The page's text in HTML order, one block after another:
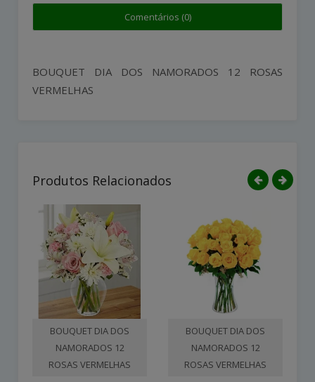
Comentários (0)
BOUQUET DIA DOS NAMORADOS 12 ROSAS
VERMELHAS
Produtos Relacionados
BOUQUET DIA DOS
NAMORADOS 12
ROSAS VERMELHAS
BOUQUET DIA DOS
NAMORADOS 12
ROSAS VERMELHAS